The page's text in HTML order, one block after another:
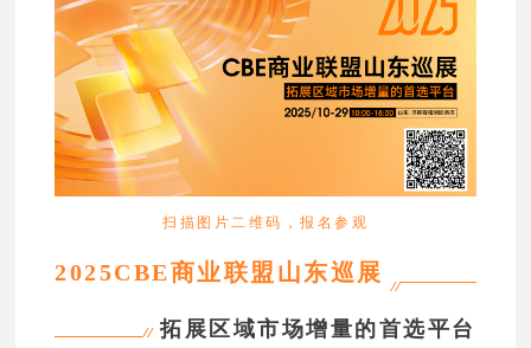
扫描图片二维码，报名参观
2025CBE商业联盟山东巡展
拓展区域市场增量的首选平台